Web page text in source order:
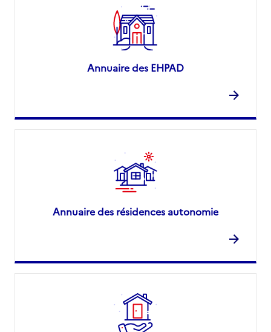
Annuaire des EHPAD
Annuaire des résidences autonomie